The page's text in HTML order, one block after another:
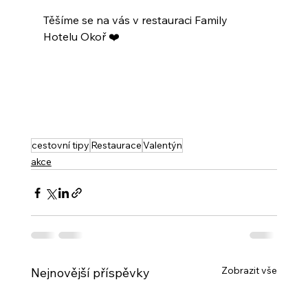
Těšíme se na vás v restauraci Family
Hotelu Okoř ❤️
cestovní tipy RestauraceValentýn
akce
Nejnovější příspěvky Zobrazit vše